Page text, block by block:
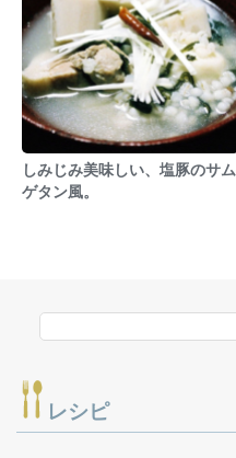
しみじみ美味しい、塩豚のサム
ゲタン風。
レシピ